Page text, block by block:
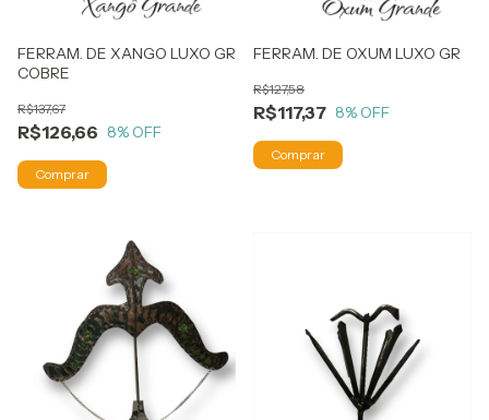
FERRAM. DE XANGO LUXO GR
COBRE
R$126,66
R$137,67
8% OFF
FERRAM. DE OXUM LUXO GR
R$117,37
R$127,58
8% OFF